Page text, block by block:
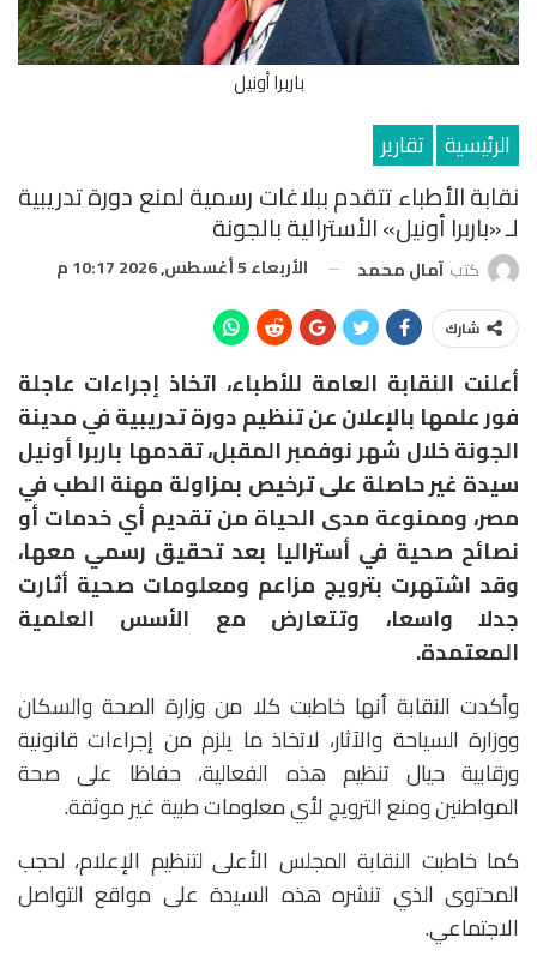
باربرا أونيل
الرئيسية تقارير
نقابة الأطباء تتقدم ببلاغات رسمية لمنع دورة تدريبية
لـ «باربرا أونيل» الأسترالية بالجونة
كتب آمال محمد الأربعاء 5 أغسطس, 2026 10:17 م
شارك
أعلنت النقابة العامة للأطباء، اتخاذ إجراءات عاجلة
فور علمها بالإعلان عن تنظيم دورة تدريبية في مدينة
الجونة خلال شهر نوفمبر المقبل، تقدمها باربرا أونيل
سيدة غير حاصلة على ترخيص بمزاولة مهنة الطب في
مصر، وممنوعة مدى الحياة من تقديم أي خدمات أو
نصائح صحية في أستراليا بعد تحقيق رسمي معها،
وقد اشتهرت بترويج مزاعم ومعلومات صحية أثارت
جدلا واسعا، وتتعارض مع الأسس العلمية
المعتمدة.
وأكدت النقابة أنها خاطبت كلا من وزارة الصحة والسكان
ووزارة السياحة والآثار، لاتخاذ ما يلزم من إجراءات قانونية
ورقابية حيال تنظيم هذه الفعالية، حفاظا على صحة
المواطنين ومنع الترويج لأي معلومات طبية غير موثقة.
كما خاطبت النقابة المجلس الأعلى لتنظيم الإعلام، لحجب
المحتوى الذي تنشره هذه السيدة على مواقع التواصل
الاجتماعي.